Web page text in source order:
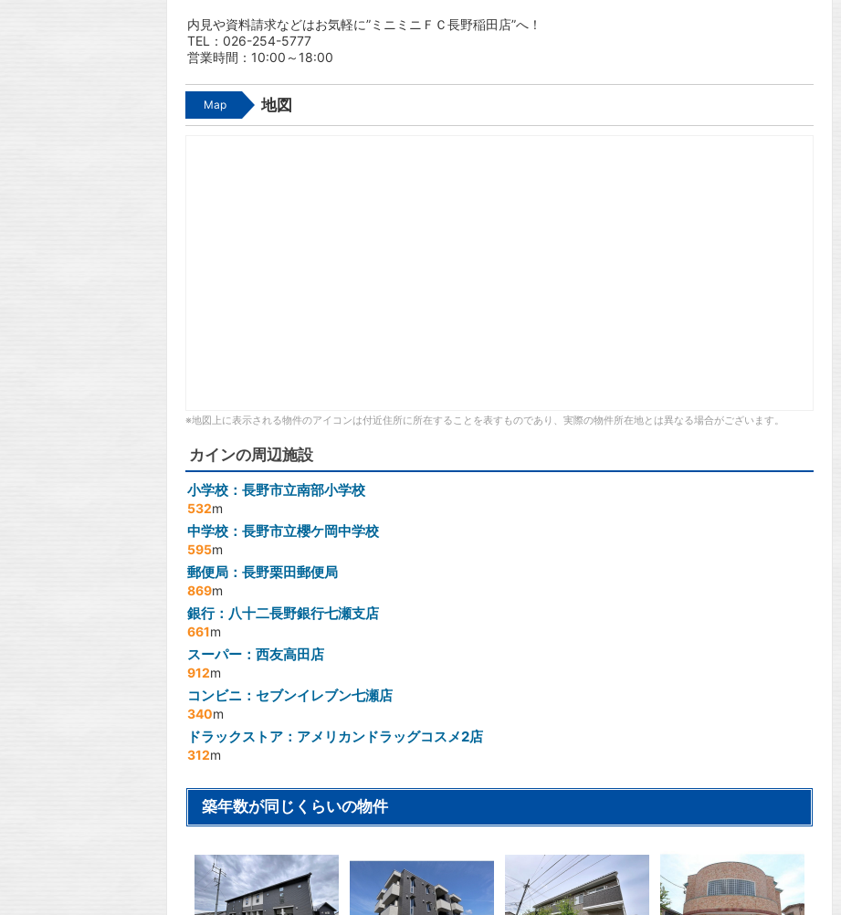
内見や資料請求などはお気軽に”ミニミニＦＣ長野稲田店”へ！
TEL：026-254-5777
営業時間：10:00～18:00
Map 地図
※地図上に表示される物件のアイコンは付近住所に所在することを表すものであり、実際の物件所在地とは異なる場合がございます。
カインの周辺施設
小学校：長野市立南部小学校
532m
中学校：長野市立櫻ケ岡中学校
595m
郵便局：長野栗田郵便局
869m
銀行：八十二長野銀行七瀬支店
661m
スーパー：西友高田店
912m
コンビニ：セブンイレブン七瀬店
340m
ドラックストア：アメリカンドラッグコスメ2店
312m
築年数が同じくらいの物件